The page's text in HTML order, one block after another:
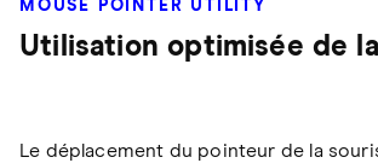
MOUSE POINTER UTILITY
Utilisation optimisée de
Le déplacement du pointeur de la